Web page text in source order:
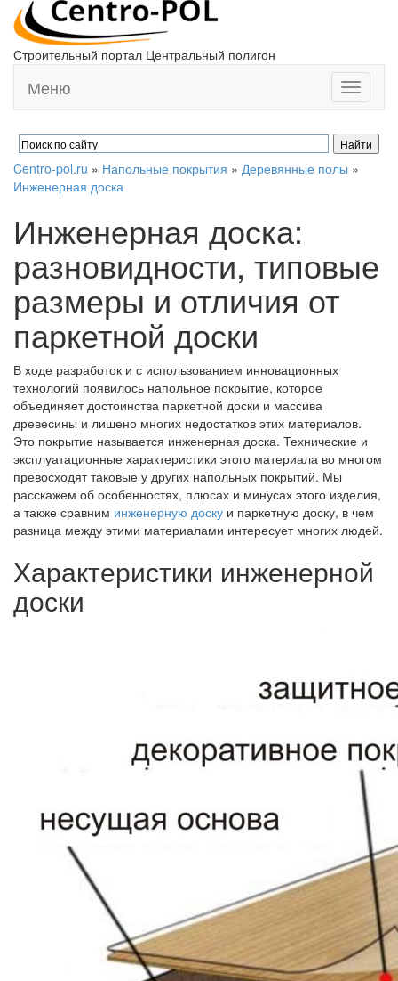
Строительный портал Центральный полигон
Toggle
Меню
Centro-pol.ru » Напольные покрытия » Деревянные полы »
Инженерная доска
Инженерная доска:
разновидности, типовые
размеры и отличия от
паркетной доски
В ходе разработок и с использованием инновационных
технологий появилось напольное покрытие, которое
объединяет достоинства паркетной доски и массива
древесины и лишено многих недостатков этих материалов.
Это покрытие называется инженерная доска. Технические и
эксплуатационные характеристики этого материала во многом
превосходят таковые у других напольных покрытий. Мы
расскажем об особенностях, плюсах и минусах этого изделия,
а также сравним инженерную доску и паркетную доску, в чем
разница между этими материалами интересует многих людей.
Характеристики инженерной
доски